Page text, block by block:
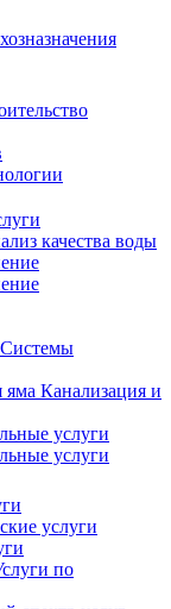
качества воды
Системы
яма Канализация и
услуги
услуги
услуги
по